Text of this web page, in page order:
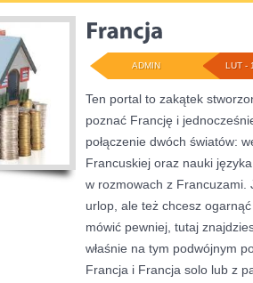
LUT -
ADMIN
Ten portal to zakątek
poznać Francję i
połączenie dwóch światów:
Francuskiej oraz nauki
w rozmowach z Francuzami.
urlop, ale też chcesz
mówić pewniej, tutaj
właśnie na tym podwójnym
Francja i Francja solo lub z